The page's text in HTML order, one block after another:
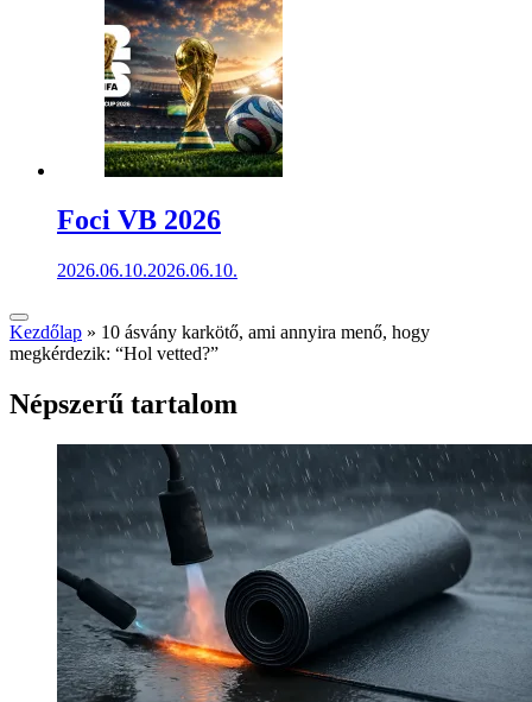
Foci VB 2026
2026.06.10.2026.06.10.
Kezdőlap » 10 ásvány karkötő, ami annyira menő, hogy
megkérdezik: “Hol vetted?”
Népszerű tartalom